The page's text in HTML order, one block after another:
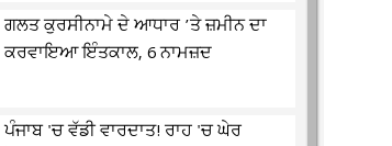
ਗਲਤ ਕੁਰਸੀਨਾਮੇ ਦੇ ਆਧਾਰ ’ਤੇ ਜ਼ਮੀਨ ਦਾ
ਕਰਵਾਇਆ ਇੰਤਕਾਲ, 6 ਨਾਮਜ਼ਦ
ਪੰਜਾਬ 'ਚ ਵੱਡੀ ਵਾਰਦਾਤ! ਰਾਹ 'ਚ ਘੇਰ